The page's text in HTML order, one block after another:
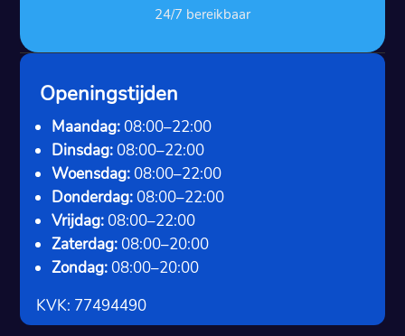
24/7 bereikbaar
Openingstijden
Maandag: 08:00–22:00
Dinsdag: 08:00–22:00
Woensdag: 08:00–22:00
Donderdag: 08:00–22:00
Vrijdag: 08:00–22:00
Zaterdag: 08:00–20:00
Zondag: 08:00–20:00
KVK: 77494490